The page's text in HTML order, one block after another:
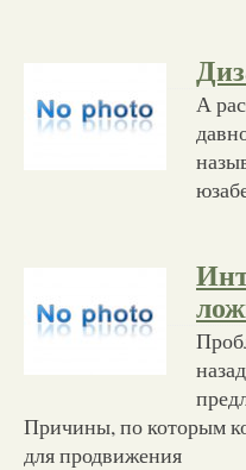
А
Причины, по которым
для продвижения